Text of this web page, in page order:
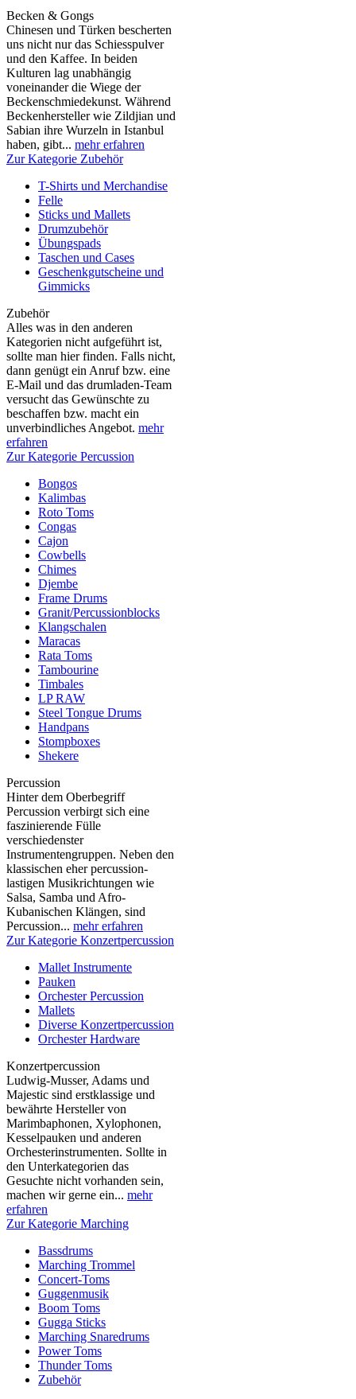
Becken & Gongs
Chinesen und Türken bescherten
uns nicht nur das Schiesspulver
und den Kaffee. In beiden
Kulturen lag unabhängig
voneinander die Wiege der
Beckenschmiedekunst. Während
Beckenhersteller wie Zildjian und
Sabian ihre Wurzeln in Istanbul
haben, gibt... mehr erfahren
Zur Kategorie Zubehör
T-Shirts und Merchandise
Felle
Sticks und Mallets
Drumzubehör
Übungspads
Taschen und Cases
Geschenkgutscheine und
Gimmicks
Zubehör
Alles was in den anderen
Kategorien nicht aufgeführt ist,
sollte man hier finden. Falls nicht,
dann genügt ein Anruf bzw. eine
E-Mail und das drumladen-Team
versucht das Gewünschte zu
beschaffen bzw. macht ein
unverbindliches Angebot. mehr
erfahren
Zur Kategorie Percussion
Bongos
Kalimbas
Roto Toms
Congas
Cajon
Cowbells
Chimes
Djembe
Frame Drums
Granit/Percussionblocks
Klangschalen
Maracas
Rata Toms
Tambourine
Timbales
LP RAW
Steel Tongue Drums
Handpans
Stompboxes
Shekere
Percussion
Hinter dem Oberbegriff
Percussion verbirgt sich eine
faszinierende Fülle
verschiedenster
Instrumentengruppen. Neben den
klassischen eher percussion-
lastigen Musikrichtungen wie
Salsa, Samba und Afro-
Kubanischen Klängen, sind
Percussion... mehr erfahren
Zur Kategorie Konzertpercussion
Mallet Instrumente
Pauken
Orchester Percussion
Mallets
Diverse Konzertpercussion
Orchester Hardware
Konzertpercussion
Ludwig-Musser, Adams und
Majestic sind erstklassige und
bewährte Hersteller von
Marimbaphonen, Xylophonen,
Kesselpauken und anderen
Orchesterinstrumenten. Sollte in
den Unterkategorien das
Gesuchte nicht vorhanden sein,
machen wir gerne ein... mehr
erfahren
Zur Kategorie Marching
Bassdrums
Marching Trommel
Concert-Toms
Guggenmusik
Boom Toms
Gugga Sticks
Marching Snaredrums
Power Toms
Thunder Toms
Zubehör